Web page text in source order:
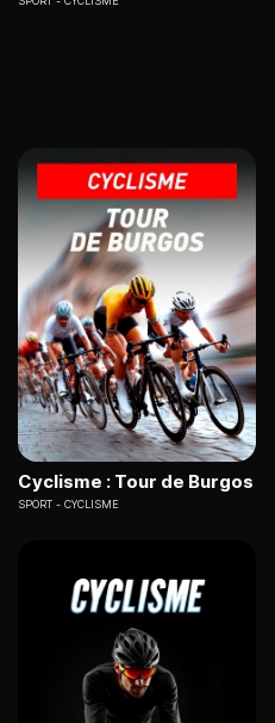
Cyclisme : Tour de Burgos
SPORT CYCLISME